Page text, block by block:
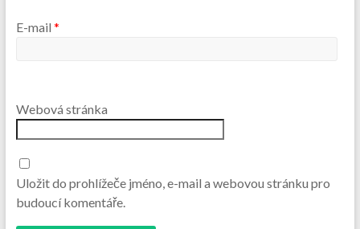
E-mail *
Webová stránka
Uložit do prohlížeče jméno, e-mail a webovou stránku pro
budoucí komentáře.